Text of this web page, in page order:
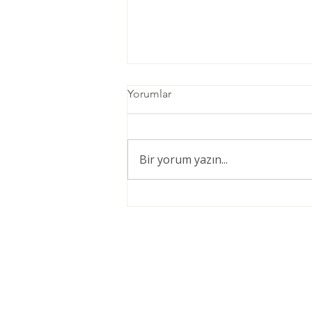
Yorumlar
Bir yorum yazın...